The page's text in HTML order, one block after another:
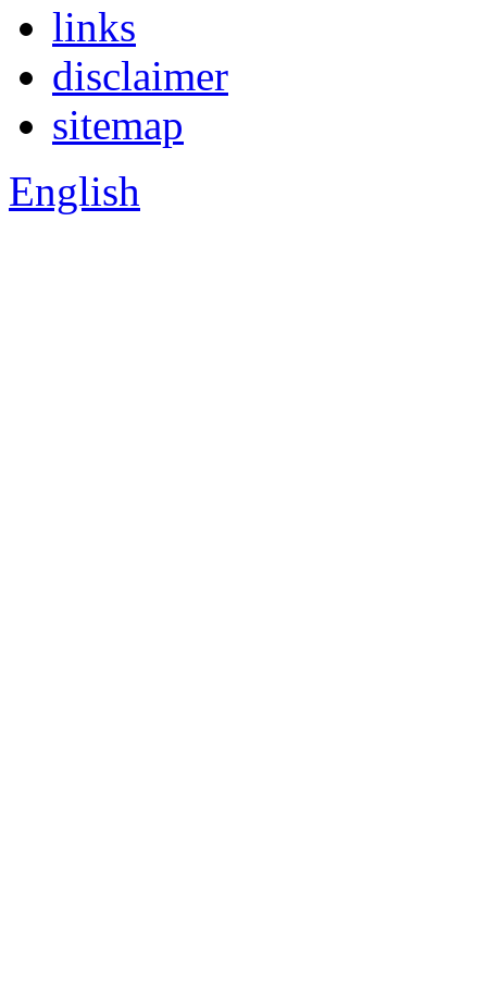
links
disclaimer
sitemap
English